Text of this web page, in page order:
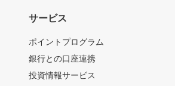
サービス
ポイントプログラム
銀行との口座連携
投資情報サービス